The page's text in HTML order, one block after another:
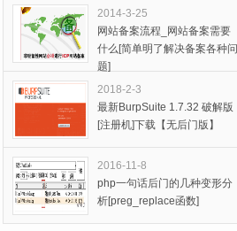
2014-3-25
网站备案流程_网站备案需要
什么[简单明了解决备案各种问
题]
2018-2-3
最新BurpSuite 1.7.32 破解版
[注册机]下载【无后门版】
2016-11-8
php一句话后门的几种变形分
析[preg_replace函数]